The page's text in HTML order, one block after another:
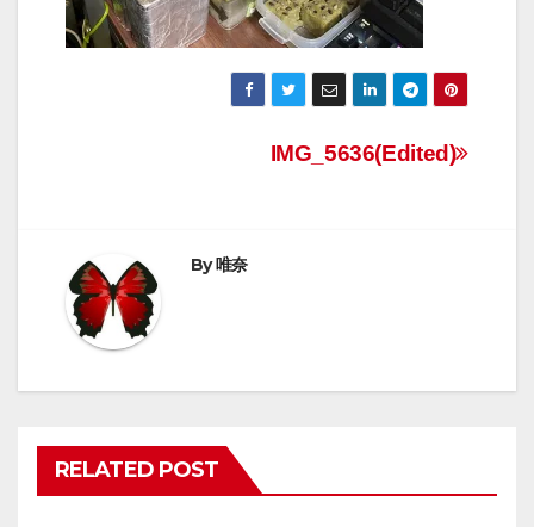
ナ
ビ
ゲ
ー
シ
ョ
IMG_5636(Edited)
By唯奈
RELATED POST